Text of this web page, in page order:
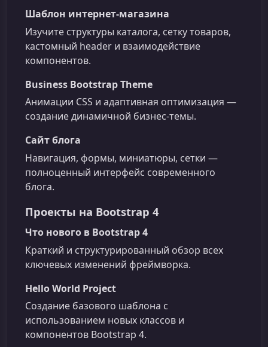
Шаблон интернет‑магазина
Изучите структуры каталога, сетку товаров,
кастомный header и взаимодействие
компонентов.
Business Bootstrap Theme
Анимации CSS и адаптивная оптимизация —
создание динамичной бизнес‑темы.
Сайт блога
Навигация, формы, миниатюры, сетки —
полноценный интерфейс современного
блога.
Проекты на Bootstrap 4
Что нового в Bootstrap 4
Краткий и структурированный обзор всех
ключевых изменений фреймворка.
Hello World Project
Создание базового шаблона с
использованием новых классов и
компонентов Bootstrap 4.